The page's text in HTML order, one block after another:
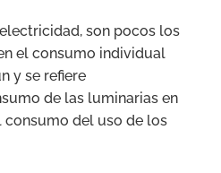
son pocos los
el consumo individual
y se refiere
de las luminarias en
consumo del uso de los